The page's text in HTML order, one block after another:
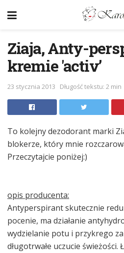
Ziaja, Anty-
kremie 'activ’
23 stycznia 2013 Długość tekstu: 2 min
To kolejny dezodorant marki
blokerze, który mnie
Przeczytajcie poniżej:)
opis producenta:
Antyperspirant skutecznie
pocenie, ma działanie
wydzielanie potu i przykrego
długotrwałe uczucie świeżości.